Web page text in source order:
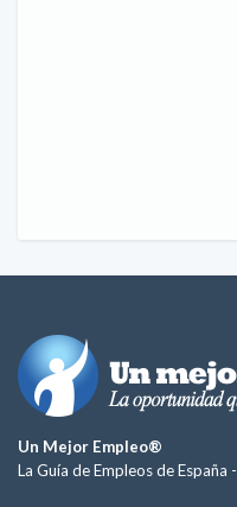
Un Mejor Empleo®
La Guía de Empleos de España -